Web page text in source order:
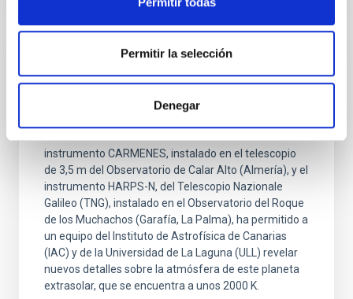
Permitir la selección
Denegar
NOTA DE PRENSA
Analizada la atmósfera de un nuevo
Júpiter ultracaliente
instrumento CARMENES, instalado en el telescopio
de 3,5 m del Observatorio de Calar Alto (Almería), y el
instrumento HARPS-N, del Telescopio Nazionale
Galileo (TNG), instalado en el Observatorio del Roque
de los Muchachos (Garafía, La Palma), ha permitido a
un equipo del Instituto de Astrofísica de Canarias
(IAC) y de la Universidad de La Laguna (ULL) revelar
nuevos detalles sobre la atmósfera de este planeta
extrasolar, que se encuentra a unos 2000 K.